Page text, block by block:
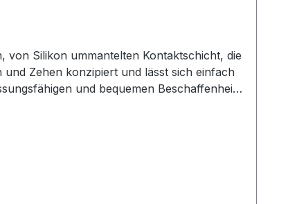
von Silikon ummantelten Kontaktschicht, die
Zehen konzipiert und lässt sich einfach
und bequemen Beschaffenheit
Die einfache Anwendung des Verbands
unserem hervorragenden Kundenservice.